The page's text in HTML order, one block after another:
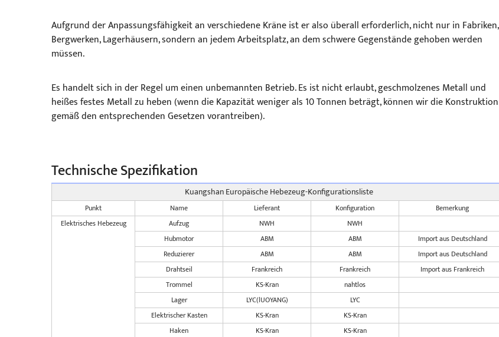
Aufgrund der Anpassungsfähigkeit an verschiedene Kräne ist er also überall erforderlich, nicht nur in Fabriken,
Bergwerken, Lagerhäusern, sondern an jedem Arbeitsplatz, an dem schwere Gegenstände gehoben werden
müssen.
Es handelt sich in der Regel um einen unbemannten Betrieb. Es ist nicht erlaubt, geschmolzenes Metall und
heißes festes Metall zu heben (wenn die Kapazität weniger als 10 Tonnen beträgt, können wir die Konstruktion
gemäß den entsprechenden Gesetzen vorantreiben).
Technische Spezifikation
Kuangshan Europäische Hebezeug-Konfigurationsliste
Punkt Name Lieferant Konfiguration
Bemerkung
Elektrisches Hebezeug
Aufzug NWH
NWH
Hubmotor
ABM ABM
Import aus Deutschland
Reduzierer
ABM ABM
Import aus Deutschland
Drahtseil
Frankreich Frankreich
Import aus Frankreich
Trommel
KS-Kran
nahtlos
Lager
LYC(lUOYANG)
LYC
Elektrischer Kasten
KS-Kran
KS-Kran
Haken
KS-Kran
KS-Kran